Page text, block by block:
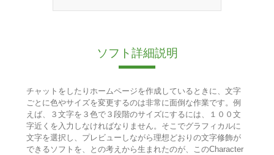
ソフト詳細説明
チャットをしたりホームページを作成しているときに、文字
ごとに色やサイズを変更するのは非常に面倒な作業です。例
えば、３文字を３色で３段階のサイズにするには、１００文
字近くを入力しなければなりません。そこでグラフィカルに
文字を選択し、プレビューしながら理想どおりの文字修飾が
できるソフトを、との考えから生まれたのが、このCharacter